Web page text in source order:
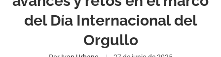
del Día Internacional del
Orgullo